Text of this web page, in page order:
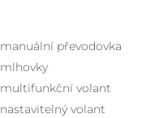
manuální převodovka
mlhovky
multifunkční volant
nastavitelný volant